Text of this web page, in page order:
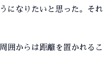
になりたいと思った。それ
囲からは距離を置かれるこ